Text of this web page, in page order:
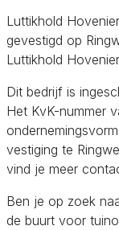
Luttikhold
gevestigd op
Luttikhold
Dit bedrijf is
Het KvK-nummer
vestiging te
vind je meer
Ben je op zoek
de buurt voor